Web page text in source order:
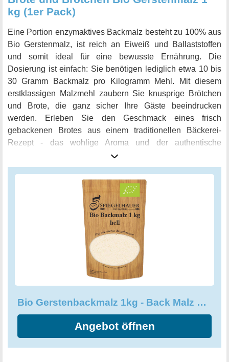
kg (1er Pack)
Eine Portion enzymaktives Backmalz besteht zu 100% aus
Bio Gerstenmalz, ist reich an Eiweiß und Ballaststoffen
und somit ideal für eine bewusste Ernährung. Die
Dosierung ist einfach: Sie benötigen lediglich etwa 10 bis
30 Gramm Backmalz pro Kilogramm Mehl. Mit diesem
erstklassigen Malzmehl zaubern Sie knusprige Brötchen
und Brote, die ganz sicher Ihre Gäste beeindrucken
werden. Erleben Sie den Geschmack eines frisch
gebackenen Brotes aus einem traditionellen Bäckerei-
Rezept - das wohlige Aroma und der authentische
Geschmack werden Sie beeindrucken.
Bio Gerstenbackmalz 1kg - Back Malz hell - enzymaktiv und frei Zusätzen
Angebot öffnen